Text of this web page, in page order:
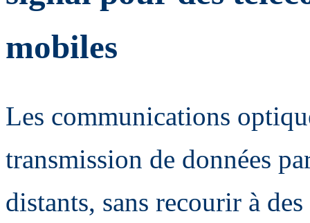
mobiles
Les communications
transmission de données
distants, sans recourir à